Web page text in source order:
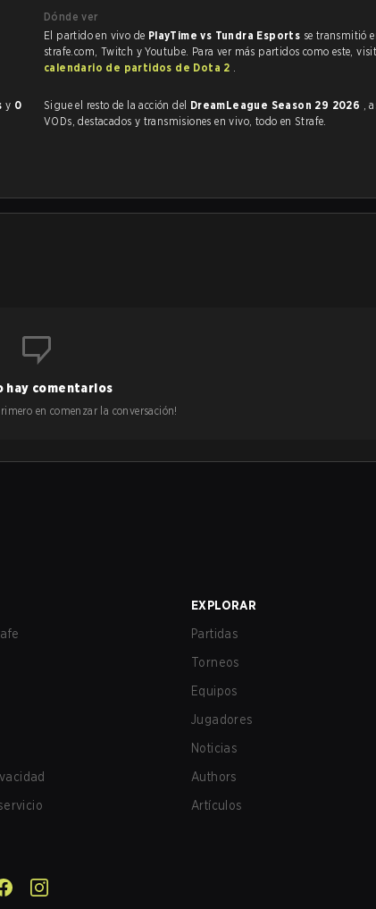
y 0
Dónde ver
El partido en vivo de PlayTime vs Tundra Esports se transmitió
strafe.com, Twitch y Youtube. Para ver más partidos como este,
calendario de partidos de Dota 2 .
Sigue el resto de la acción del DreamLeague Season 29 2026 ,
VODs, destacados y transmisiones en vivo, todo en Strafe.
hay comentarios
en comenzar la conversación!
EXPLORAR
Partidas
Torneos
Equipos
Jugadores
Noticias
Authors
Artículos